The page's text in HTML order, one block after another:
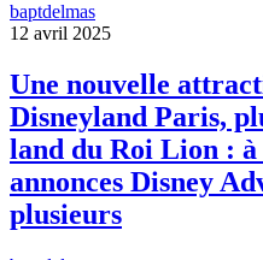
baptdelmas
12 avril 2025
Une nouvelle
Disneyland Paris,
land du Roi Lion : à
annonces Disney
plusieurs